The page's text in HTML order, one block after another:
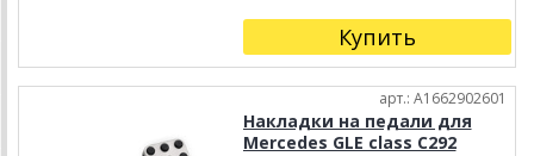
Купить
арт.: A1662902601
Накладки на педали для
Mercedes GLE class C292